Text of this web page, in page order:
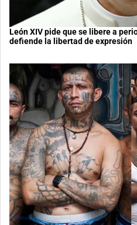
León XIV pide que se libere a
defiende la libertad de expresión